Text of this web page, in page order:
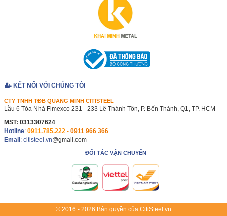
KẾT NỐI VỚI CHÚNG TÔI
CTY TNHH TĐB QUANG MINH CITISTEEL
Lầu 6 Tòa Nhà Fimexco 231 - 233 Lê Thánh Tôn, P. Bến Thành, Q1, TP. HCM
MST: 0313307624
Hotline: 0911.785.222 - 0911 966 366
Email : citisteel.vn@gmail.com
ĐỐI TÁC VẬN CHUYỂN
© 2016 - 2026 Bản quyền của CitiSteel.vn